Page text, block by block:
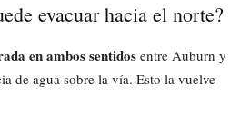
evacuar hacia el norte?
en ambos sentidos entre Auburn y
de agua sobre la vía. Esto la vuelve